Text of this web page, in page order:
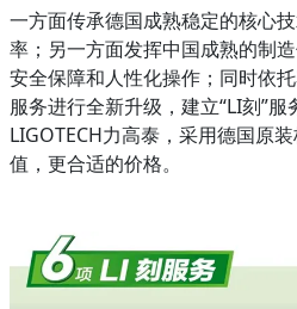
一方面传承德国成熟稳定的核心
率；另一方面发挥中国成熟的制
安全保障和人性化操作；同时依
服务进行全新升级，建立“LI刻”服
LIGOTECH力高泰，采用德国原
值，更合适的价格。